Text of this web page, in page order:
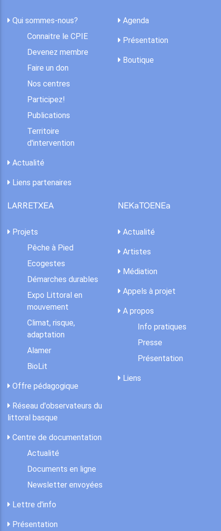
Qui sommes-nous?
Connaitre le CPIE
Devenez membre
Faire un don
Nos centres
Participez!
Publications
Territoire
d'intervention
Actualité
Liens partenaires
Agenda
Présentation
Boutique
LARRETXEA
Projets
Pêche à Pied
Ecogestes
Démarches durables
Expo Littoral en
mouvement
Climat, risque,
adaptation
Alamer
BioLit
Offre pédagogique
Réseau d'observateurs du
littoral basque
Centre de documentation
Actualité
Documents en ligne
Newsletter envoyées
Lettre d'info
Présentation
NEKaTOENEa
Actualité
Artistes
Médiation
Appels à projet
A propos
Info pratiques
Presse
Présentation
Liens